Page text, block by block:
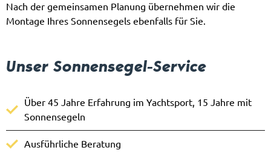
Nach der gemeinsamen Planung übernehmen wir die
Montage Ihres Sonnensegels ebenfalls für Sie.
Unser Sonnensegel-Service
Über 45 Jahre Erfahrung im Yachtsport, 15 Jahre mit
Sonnensegeln
Ausführliche Beratung